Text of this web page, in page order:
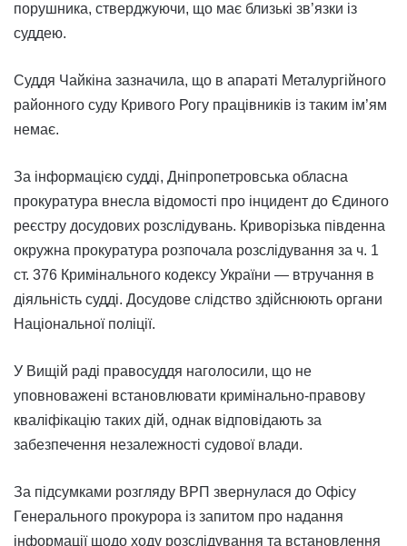
порушника, стверджуючи, що має близькі зв’язки із
суддею.
Суддя Чайкіна зазначила, що в апараті Металургійного
районного суду Кривого Рогу працівників із таким ім’ям
немає.
За інформацією судді, Дніпропетровська обласна
прокуратура внесла відомості про інцидент до Єдиного
реєстру досудових розслідувань. Криворізька південна
окружна прокуратура розпочала розслідування за ч. 1
ст. 376 Кримінального кодексу України — втручання в
діяльність судді. Досудове слідство здійснюють органи
Національної поліції.
У Вищій раді правосуддя наголосили, що не
уповноважені встановлювати кримінально-правову
кваліфікацію таких дій, однак відповідають за
забезпечення незалежності судової влади.
За підсумками розгляду ВРП звернулася до Офісу
Генерального прокурора із запитом про надання
інформації щодо ходу розслідування та встановлення